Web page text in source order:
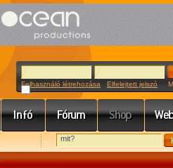
Felhasználó létrehozása Elfelejtett jelszó